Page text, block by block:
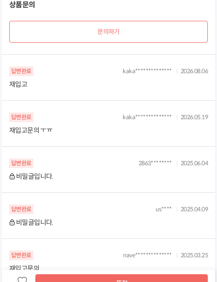
상품문의
문의하기
답변완료 kaka************** 2026.08.06
재입고
답변완료 kaka************** 2026.05.19
재입고문의 ㅜㅠ
답변완료 2863******** 2025.06.04
비밀글입니다.
답변완료 us**** 2025.04.09
비밀글입니다.
답변완료 nave************** 2025.03.25
재입고문의